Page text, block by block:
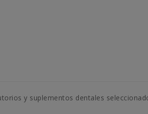
y suplementos dentales